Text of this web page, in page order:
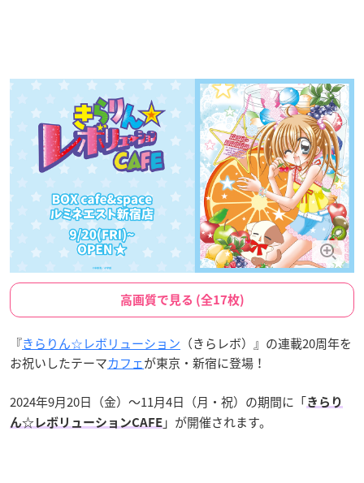
高画質で見る (全17枚)
『きらりん☆レボリューション （きらレボ）』の連載20周年を
お祝いしたテーマカフェが東京・新宿に登場！
2024年9月20日（金）〜11月4日（月・祝）の期間に「きらり
ん☆レボリューションCAFE 」が開催されます。